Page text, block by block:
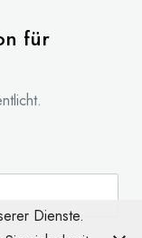
für
Dienste.